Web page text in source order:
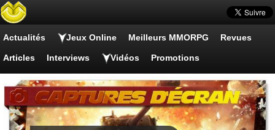
Actualités Jeux Online Meilleurs MMORPG Revues
Articles Interviews Vidéos Promotions